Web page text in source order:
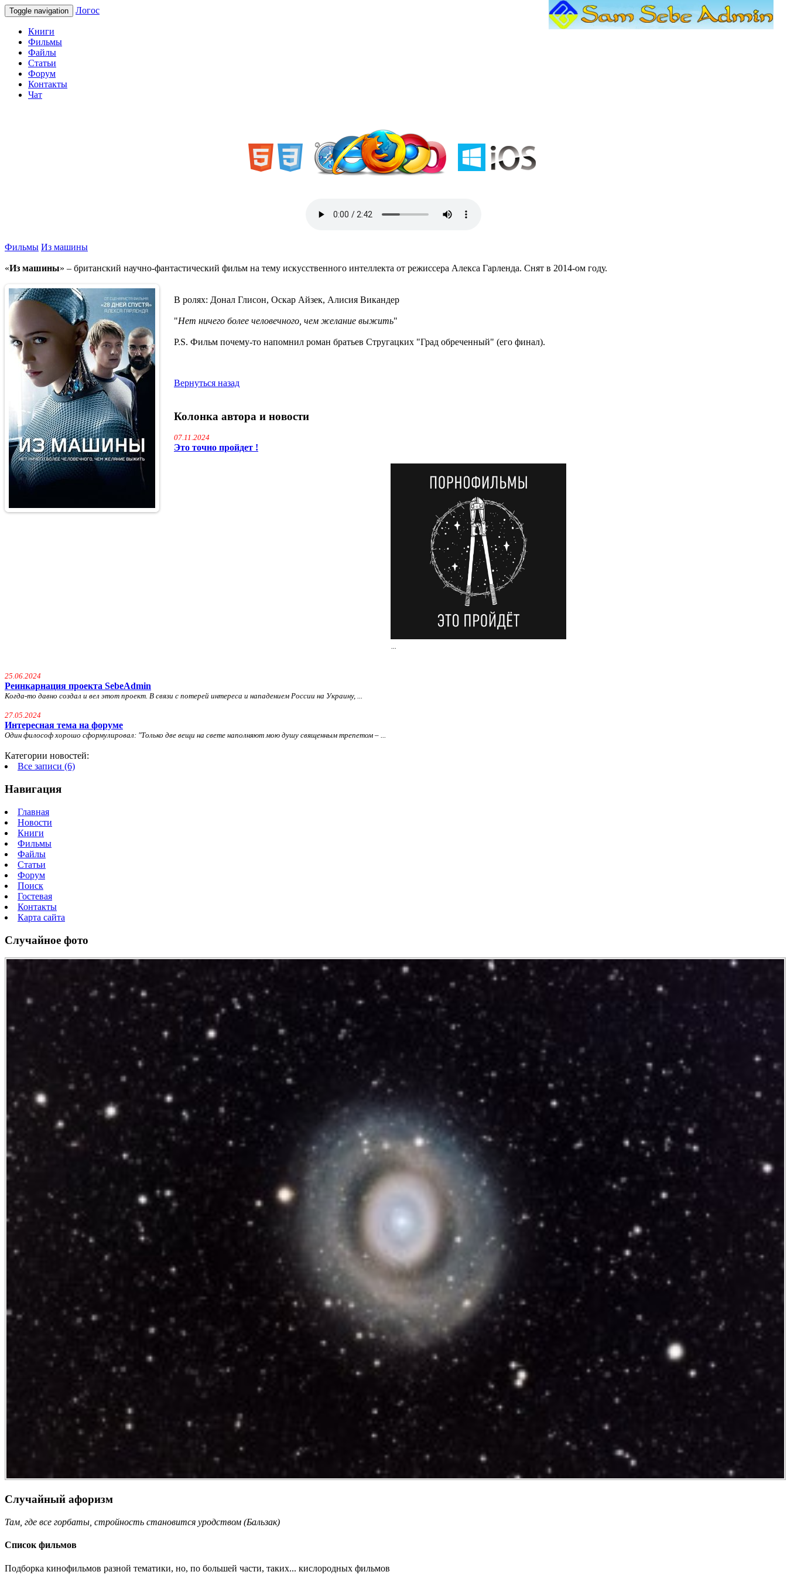
Toggle navigation Логос
Книги
Фильмы
Файлы
Статьи
Форум
Контакты
Чат
Фильмы Из машины
«Из машины» – британский научно-фантастический фильм на тему искусственного интеллекта от режиссера Алекса Гарленда. Снят в 2014-ом году.
В ролях: Донал Глисон, Оскар Айзек, Алисия Викандер
"Нет ничего более человечного, чем желание выжить"
P.S. Фильм почему-то напомнил роман братьев Стругацких "Град обреченный" (его финал).
Вернуться назад
Колонка автора и новости
07.11.2024
Это точно пройдет !
...
25.06.2024
Реинкарнация проекта SebeAdmin
Когда-то давно создал и вел этот проект. В связи с потерей интереса и нападением России на Украину, ...
27.05.2024
Интересная тема на форуме
Один философ хорошо сформулировал: "Только две вещи на свете наполняют мою душу священным трепетом – ...
Категории новостей:
Все записи (6)
Навигация
Главная
Новости
Книги
Фильмы
Файлы
Статьи
Форум
Поиск
Гостевая
Контакты
Карта сайта
Случайное фото
Случайный афоризм
Там, где все горбаты, стройность становится уродством (Бальзак)
Список фильмов
Подборка кинофильмов разной тематики, но, по большей части, таких... кислородных фильмов